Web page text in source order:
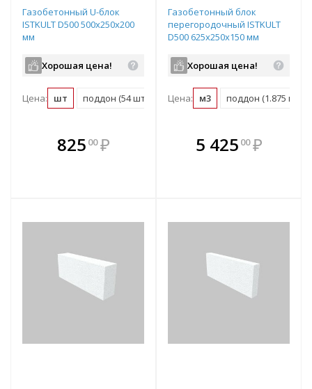
Газобетонный U-блок
ISTKULT D500 500х250х200
мм
Хорошая цена!
Цена: шт поддон (54 шт)
825 00 ₽
В комплекте
всегда выгоднее!
Газобетонный блок
перегородочный ISTKULT
D500 625х250х150 мм
Хорошая цена!
Цена: м3 поддон (1.875 м3)
В комплекте
всегда выгоднее!
5 425 00 ₽